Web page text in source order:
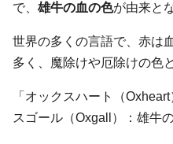
で、 雄牛の血の色が由来と
世界の多くの言語で、赤は
多く、魔除けや厄除けの色
「オックスハート（
スゴール（Oxgall）：雄牛